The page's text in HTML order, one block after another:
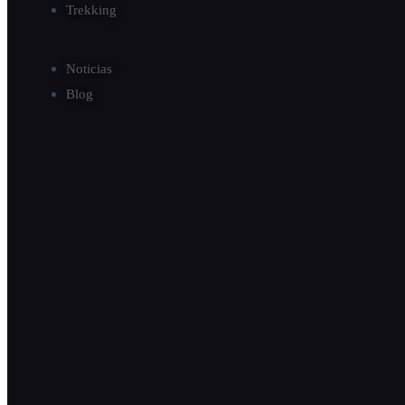
Trekking
Noticias
Blog